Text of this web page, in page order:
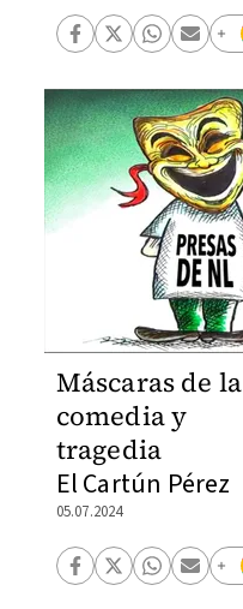
Máscaras de la
comedia y
tragedia
El Cartún Pérez
05.07.2024